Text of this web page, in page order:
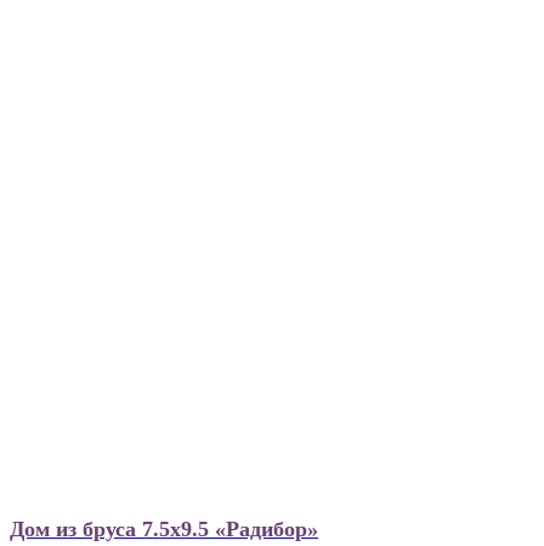
Дом из бруса 7.5х9.5 «Радибор»